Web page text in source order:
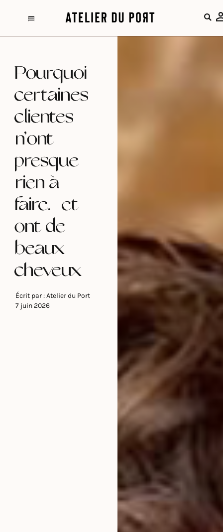
l
l
l
Pourquoi
certaines
clientes
n’ont
presque
rien à
faire… et
ont de
beaux
cheveux
Écrit par :Atelier du Port
7 juin 2026